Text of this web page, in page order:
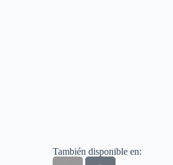
También disponible en: